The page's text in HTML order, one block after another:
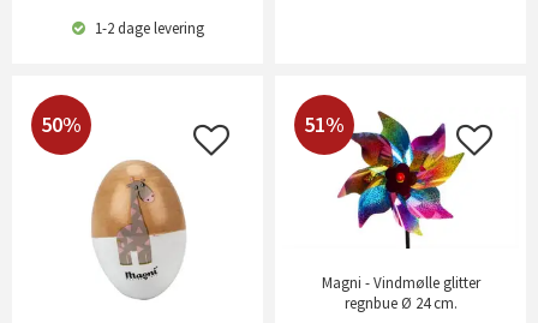
1-2 dagelevering
50% 51%
Magni - Vindmølle glitter
regnbue Ø 24 cm.